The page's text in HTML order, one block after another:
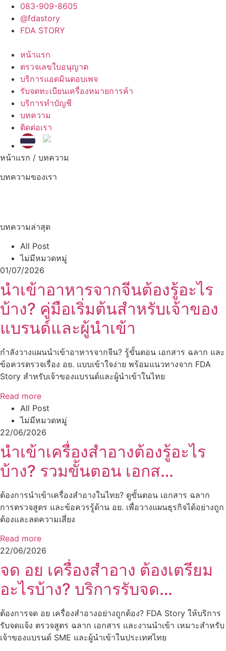
083-909-8605
@fdastory
FDA STORY
หน้าแรก
ตรวจเลขใบอนุญาต
บริการแอดมินตอบเพจ
รับจดทะเบียนเครื่องหมายการค้า
บริการทำบัญชี
บทความ
ติดต่อเรา
หน้าแรก / บทความ
บทความของเรา
บทความล่าสุด
All Post
ไม่มีหมวดหมู่
01/07/2026
นำเข้าอาหารจากจีนต้องรู้อะไร
บ้าง? คู่มือเริ่มต้นสำหรับเจ้าของ
แบรนด์และผู้นำเข้า
กำลังวางแผนนำเข้าอาหารจากจีน? รู้ขั้นตอน เอกสาร ฉลาก และ
ข้อควรตรวจเรื่อง อย. แบบเข้าใจง่าย พร้อมแนวทางจาก FDA
Story สำหรับเจ้าของแบรนด์และผู้นำเข้าในไทย
Read more
All Post
ไม่มีหมวดหมู่
22/06/2026
นำเข้าเครื่องสำอางต้องรู้อะไร
บ้าง? รวมขั้นตอน เอกส…
ต้องการนำเข้าเครื่องสำอางในไทย? ดูขั้นตอน เอกสาร ฉลาก
การตรวจสูตร และข้อควรรู้ด้าน อย. เพื่อวางแผนธุรกิจได้อย่างถูก
ต้องและลดความเสี่ยง
Read more
22/06/2026
จด อย เครื่องสำอาง ต้องเตรียม
อะไรบ้าง? บริการรับจด…
ต้องการจด อย เครื่องสำอางอย่างถูกต้อง? FDA Story ให้บริการ
รับจดแจ้ง ตรวจสูตร ฉลาก เอกสาร และงานนำเข้า เหมาะสำหรับ
เจ้าของแบรนด์ SME และผู้นำเข้าในประเทศไทย